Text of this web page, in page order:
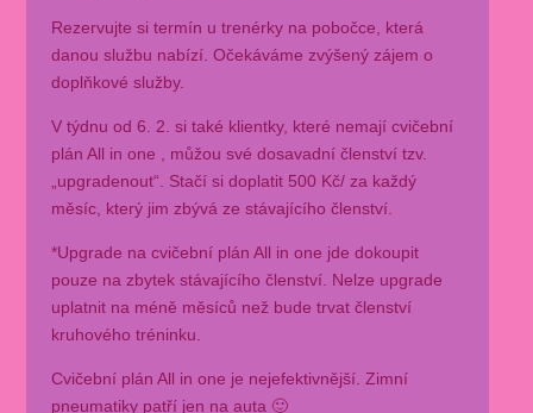
Rezervujte si termín u trenérky na pobočce, která
danou službu nabízí. Očekáváme zvýšený zájem o
doplňkové služby.
V týdnu od 6. 2. si také klientky, které nemají cvičební
plán All in one , můžou své dosavadní členství tzv.
„upgradenout“. Stačí si doplatit 500 Kč/ za každý
měsíc, který jim zbývá ze stávajícího členství.
*Upgrade na cvičební plán All in one jde dokoupit
pouze na zbytek stávajícího členství. Nelze upgrade
uplatnit na méně měsíců než bude trvat členství
kruhového tréninku.
Cvičební plán All in one je nejefektivnější. Zimní
pneumatiky patří jen na auta 🙂